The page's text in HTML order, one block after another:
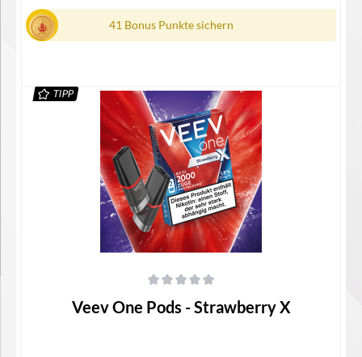
41 Bonus Punkte sichern
Details
TIPP
Veev One Pods - Strawberry X